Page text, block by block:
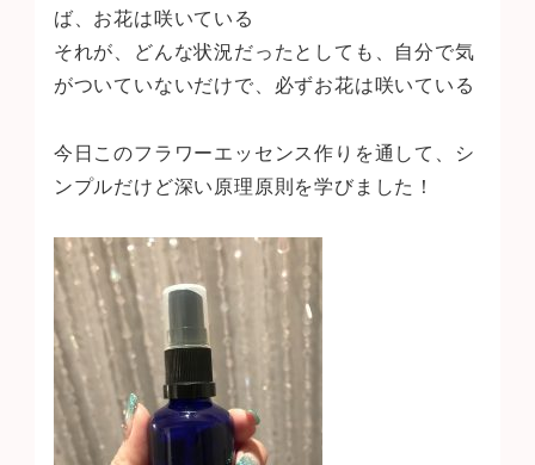
ば、お花は咲いている
それが、どんな状況だったとしても、自分で気
がついていないだけで、必ずお花は咲いている
今日このフラワーエッセンス作りを通して、シ
ンプルだけど深い原理原則を学びました！